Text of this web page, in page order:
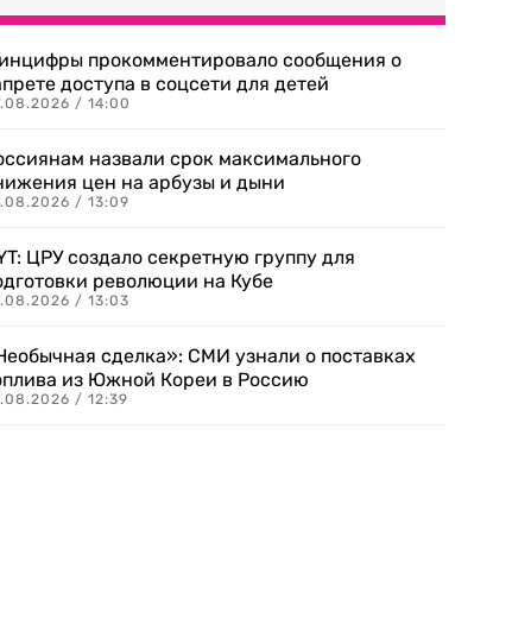
прокомментировало сообщения о
доступа в соцсети для детей
/ 14:00
назвали срок максимального
цен на арбузы и дыни
/ 13:09
ЦРУ создало секретную группу для
революции на Кубе
/ 13:03
сделка»: СМИ узнали о поставках
из Южной Кореи в Россию
/ 12:39